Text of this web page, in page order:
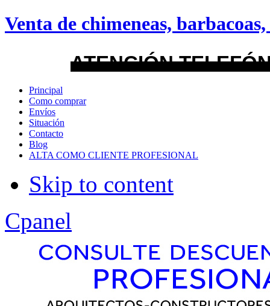
Venta de chimeneas, barbacoas,
ATENCIÓN
Principal
Como comprar
Envíos
Situación
Contacto
Blog
ALTA COMO CLIENTE PROFESIONAL
Skip to content
android
Menu Style
Mega
Css
Dropline
Split
Cpanel